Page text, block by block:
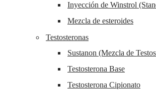
Inyección de Winstrol
Mezcla de esteroides
Testosteronas
Sustanon (Mezcla de
Testosterona Base
Testosterona Cipionato